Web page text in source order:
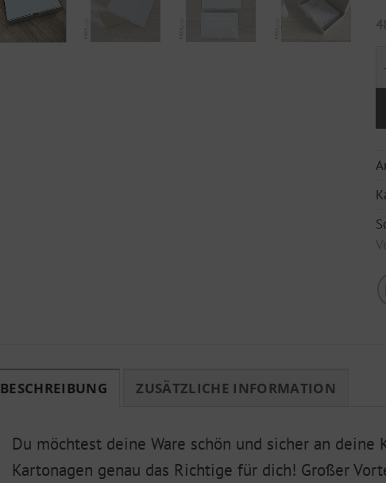
BESCHREIBUNG ZUSÄTZLICHE INFORMATION
Du möchtest deine Ware schön und sicher an deine
Kartonagen genau das Richtige für dich! Großer